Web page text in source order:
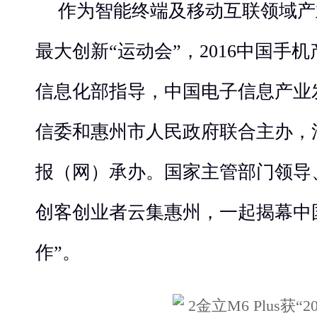
作为智能终端及移动互联领域
最大创新“运动会”，2016中国手
信息化部指导，中国电子信息产
信委和惠州市人民政府联合主办
报（网）承办。国家主管部门领
创客创业者云集惠州，一起揭幕
作”。